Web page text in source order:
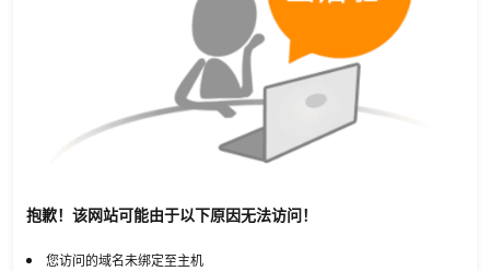
抱歉！该网站可能由于以下原因无法访问！
您访问的域名未绑定至主机